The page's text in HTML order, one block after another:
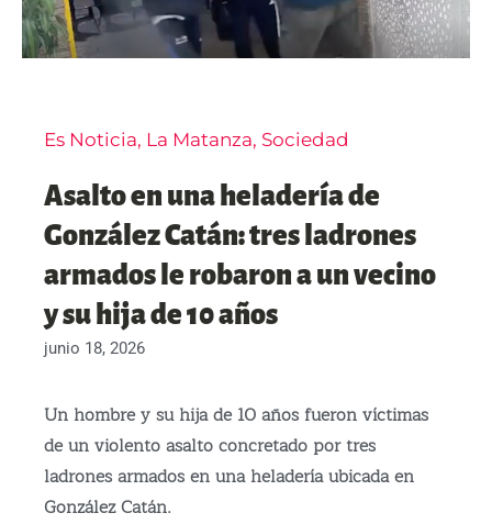
Es Noticia, La Matanza, Sociedad
Asalto en una heladería de
González Catán: tres ladrones
armados le robaron a un vecino
y su hija de 10 años
junio 18, 2026
Un hombre y su hija de 10 años fueron víctimas
de un violento asalto concretado por tres
ladrones armados en una heladería ubicada en
González Catán.